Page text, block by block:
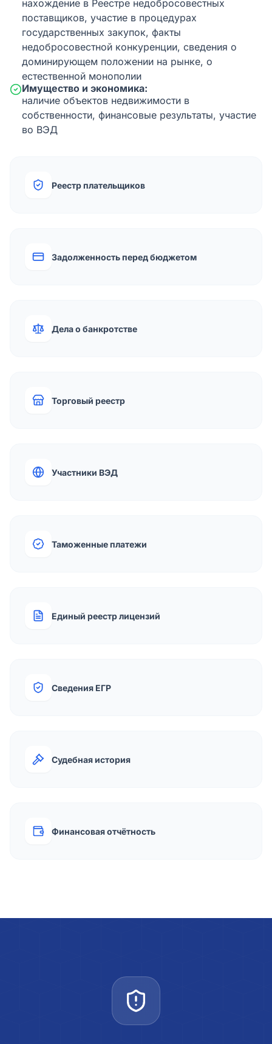
нахождение в Реестре недобросовестных
поставщиков, участие в процедурах
государственных закупок, факты
недобросовестной конкуренции, сведения о
доминирующем положении на рынке, о
естественной монополии
Имущество и экономика:
наличие объектов недвижимости в
собственности, финансовые результаты, участие
во ВЭД
Реестр плательщиков
Задолженность перед бюджетом
Дела о банкротстве
Торговый реестр
Участники ВЭД
Таможенные платежи
Единый реестр лицензий
Сведения ЕГР
Судебная история
Финансовая отчётность